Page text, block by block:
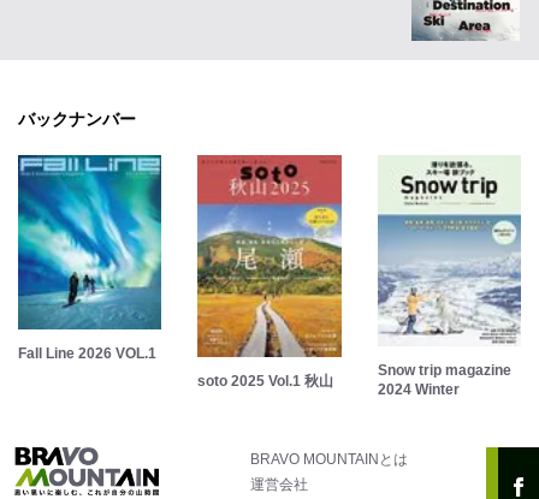
バックナンバー
Fall Line 2026 VOL.1
soto 2025 Vol.1 秋山
Snow trip magazine
2024 Winter
BRAVO MOUNTAINとは
運営会社